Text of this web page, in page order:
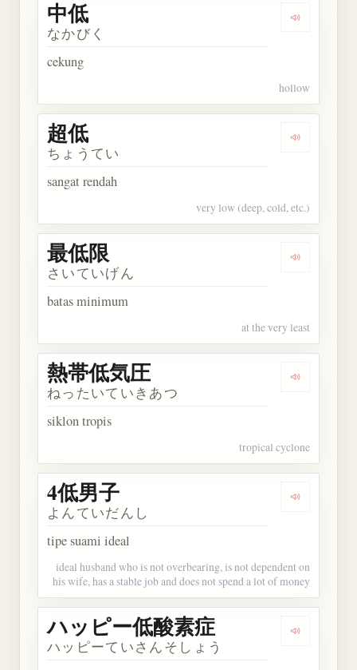
Dengarkan
中低
なかびく
cekung
hollow
Dengarkan
超低
ちょうてい
sangat rendah
very low (deep, cold, etc.)
Dengarkan
最低限
さいていげん
batas minimum
at the very least
Dengarkan
熱帯低気圧
ねったいていきあつ
siklon tropis
tropical cyclone
Dengarkan
4低男子
よんていだんし
tipe suami ideal
ideal husband who is not overbearing, is not dependent on
his wife, has a stable job and does not spend a lot of money
Dengarkan
ハッピー低酸素症
ハッピーていさんそしょう